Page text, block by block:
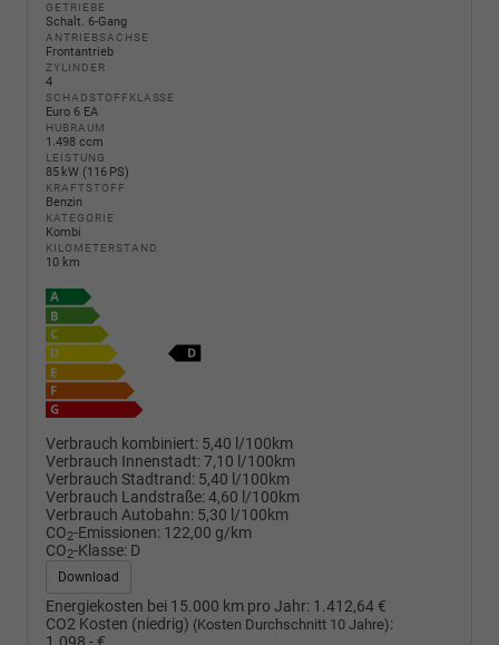
GETRIEBE
Schalt. 6-Gang
ANTRIEBSACHSE
Frontantrieb
ZYLINDER
4
SCHADSTOFFKLASSE
Euro 6 EA
HUBRAUM
1.498 ccm
LEISTUNG
85 kW (116 PS)
KRAFTSTOFF
Benzin
KATEGORIE
Kombi
KILOMETERSTAND
10 km
Verbrauch kombiniert: 5,40 l/100km
Verbrauch Innenstadt:7,10 l/100km
Verbrauch Stadtrand: 5,40 l/100km
Verbrauch Landstraße:4,60 l/100km
Verbrauch Autobahn: 5,30 l/100km
CO2-Emissionen: 122,00 g/km
CO2-Klasse: D
Download
Energiekosten bei 15.000 km pro Jahr: 1.412,64 €
CO2 Kosten (niedrig) (Kosten Durchschnitt 10 Jahre):